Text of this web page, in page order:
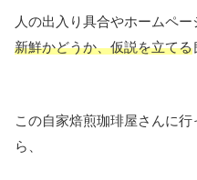
人の出入り具合やホームペー
新鮮かどうか、仮説を立てる
この自家焙煎珈琲屋さんに
ら、